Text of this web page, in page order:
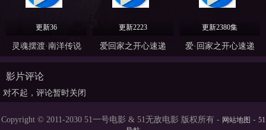
更新36
灵魂摆渡·南洋传说
更新2223
爱回家之开心速递
更新2380集
爱·回家之开心速递
影片评论
对不起，评论暂时关闭
Copyright © 2011-2030 51一号电影 & 51无敌电影 版权所有 - 网站地图 - 51